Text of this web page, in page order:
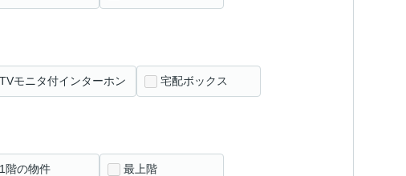
TVモニタ付インターホン 宅配ボックス
1階の物件 最上階